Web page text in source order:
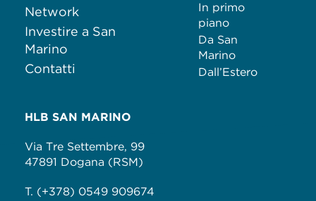
Network
Investire a San
Marino
Contatti
In primo
piano
Da San
Marino
Dall’Estero
HLB SAN MARINO
Via Tre Settembre, 99
47891 Dogana (RSM)
T. (+378) 0549 909674